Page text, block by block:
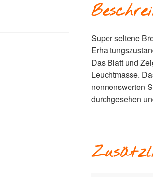
Super seltene
Das Blatt und
Leuchtmasse.
nennenswerten
durchgesehen